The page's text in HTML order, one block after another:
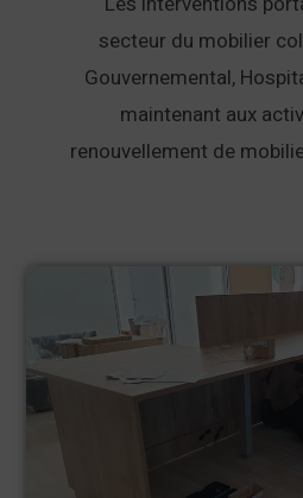
secteur du mobilier
Gouvernemental,
maintenant aux
renouvellement de